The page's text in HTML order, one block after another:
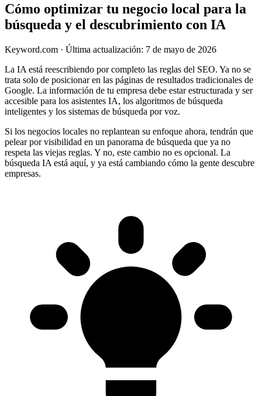
Cómo optimizar tu negocio local para la
búsqueda y el descubrimiento con IA
Keyword.com · Última actualización: 7 de mayo de 2026
La IA está reescribiendo por completo las reglas del SEO. Ya no se
trata solo de posicionar en las páginas de resultados tradicionales de
Google. La información de tu empresa debe estar estructurada y ser
accesible para los asistentes IA, los algoritmos de búsqueda
inteligentes y los sistemas de búsqueda por voz.
Si los negocios locales no replantean su enfoque ahora, tendrán que
pelear por visibilidad en un panorama de búsqueda que ya no
respeta las viejas reglas. Y no, este cambio no es opcional. La
búsqueda IA está aquí, y ya está cambiando cómo la gente descubre
empresas.